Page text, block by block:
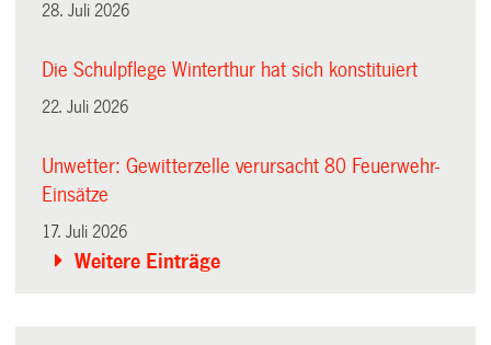
28. Juli 2026
Die Schulpflege Winterthur hat sich konstituiert
22. Juli 2026
Unwetter: Gewitterzelle verursacht 80 Feuerwehr-
Einsätze
17. Juli 2026
Weitere Einträge